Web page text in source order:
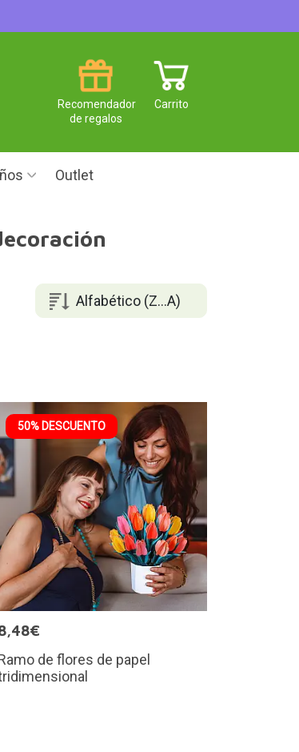
Carrito
Recomendador
de regalos
Outlet
Alfabético (Z...A)
50% DESCUENTO
de flores de papel